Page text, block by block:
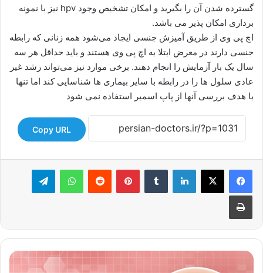
گسترده شدن آن را بگیرید و امکان تشخیص وجود hpv نیز با نمونه
برداری امکان پذیر می باشد.
اچ پی وی از طریق آمیزش جنسی ایجاد می‌شود همه زنانی که رابطه
جنسی دارند در معرض ابتلا به اچ پی وی هستند و باید حداقل هر سه
سال یک بار آزمایش را انجام دهند. برخی موارد نیز می‌تواند رشد غیر
عادی سلول ها را در رابطه با سایر بیماری ها شناسایی کند اما تنها
با هدف بررسی آنها از پاپ اسمیر استفاده نمی شود
Copy URL
لینکدین ‫تامبلر ‫پین‌ترست‫رددیت واتس آپ تلگرام
چاپ
سرطان